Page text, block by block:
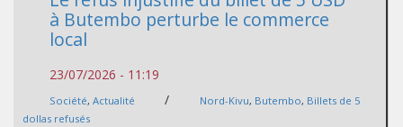
à Butembo perturbe le commerce
local
23/07/2026 - 11:19
Société, Actualité / Nord-Kivu, Butembo, Billets de 5
dollas refusés